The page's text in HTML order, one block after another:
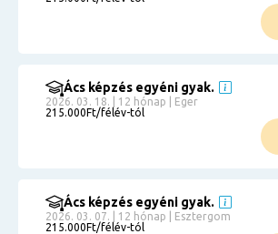
Ács képzés egyéni gyak.
2026. 03. 18. | 12 hónap | Eger
215.000Ft/félév-tól
Ács képzés egyéni gyak.
2026. 03. 07. | 12 hónap | Esztergom
215.000Ft/félév-tól